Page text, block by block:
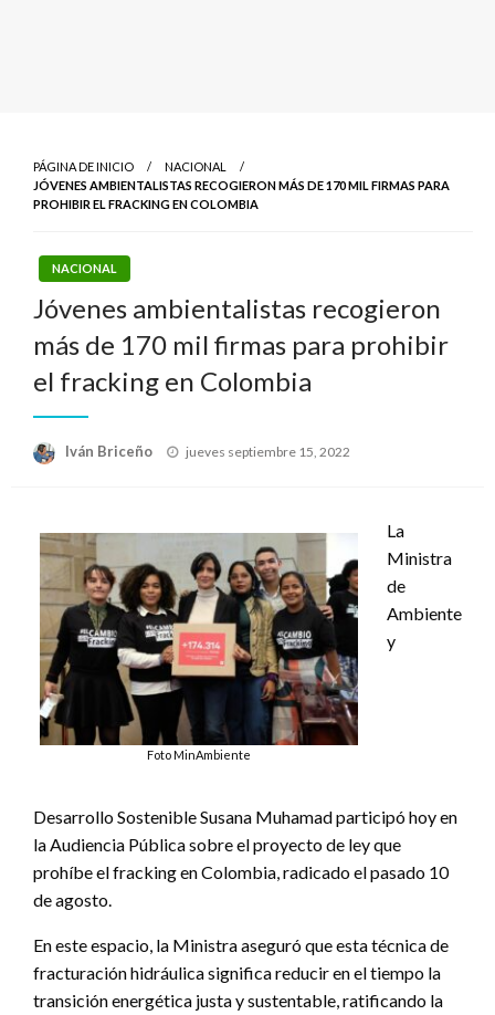
PÁGINA DE INICIO
NACIONAL
JÓVENES AMBIENTALISTAS RECOGIERON MÁS DE 170 MIL FIRMAS PARA
PROHIBIR EL FRACKING EN COLOMBIA
NACIONAL
Jóvenes ambientalistas recogieron
más de 170 mil firmas para prohibir
el fracking en Colombia
Iván Briceño
Publicado
jueves septiembre 15, 2022
Foto MinAmbiente
La
Ministra
de
Ambiente
y
Desarrollo Sostenible Susana Muhamad participó hoy en
la Audiencia Pública sobre el proyecto de ley que
prohíbe el fracking en Colombia, radicado el pasado 10
de agosto.
En este espacio, la Ministra aseguró que esta técnica de
fracturación hidráulica significa reducir en el tiempo la
transición energética justa y sustentable, ratificando la